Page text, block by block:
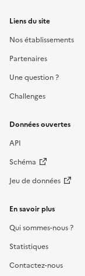
Liens du site
Nos établissements
Partenaires
Une question ?
Challenges
Données ouvertes
API
Schéma
Jeu de données
En savoir plus
Qui sommes-nous ?
Statistiques
Contactez-nous